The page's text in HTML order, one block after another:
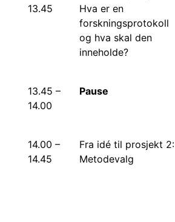
13.45
Hva er en
forskningsprotokoll
og hva skal den
inneholde?
13.45 –
14.00
Pause
14.00 –
14.45
Fra idé til prosjekt 2:
Metodevalg